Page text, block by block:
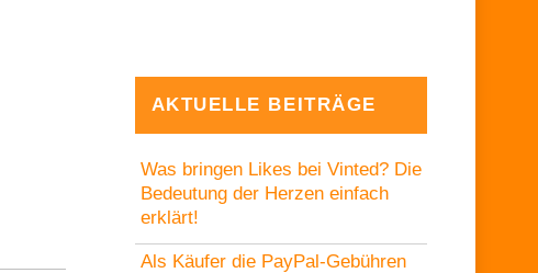
AKTUELLE BEITRÄGE
Was bringen Likes bei Vinted? Die
Bedeutung der Herzen einfach
erklärt!
Als Käufer die PayPal-Gebühren